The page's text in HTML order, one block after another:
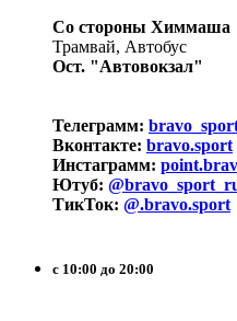
Со стороны Химмаша
Трамвай, Автобус
Ост. "Автовокзал"
Телеграмм:
Вконтакте: bravo.sport
Инстаграмм:
Ютуб:
ТикТок: @.bravo.sport
с 10:00 до 20:00